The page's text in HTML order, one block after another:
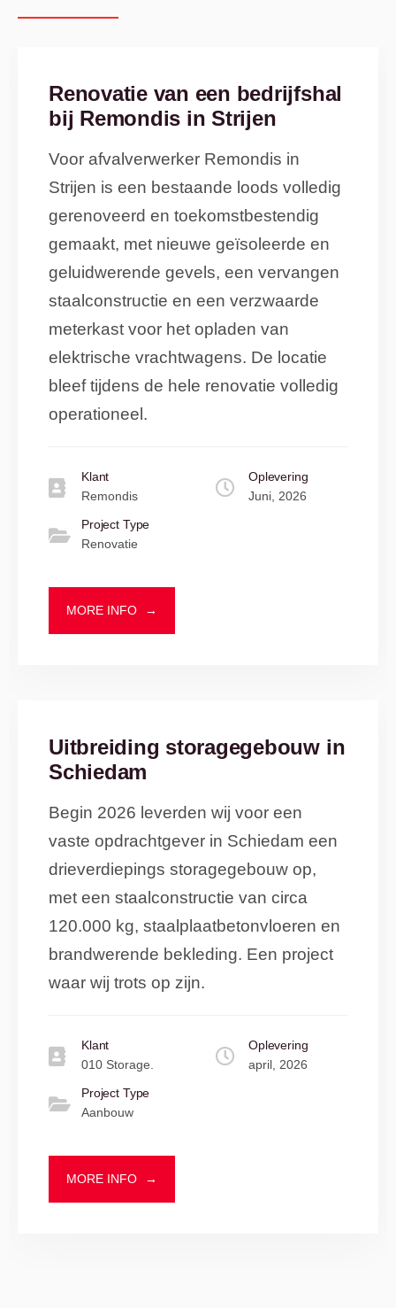
Renovatie van een bedrijfshal
bij Remondis in Strijen
Voor afvalverwerker Remondis in
Strijen is een bestaande loods volledig
gerenoveerd en toekomstbestendig
gemaakt, met nieuwe geïsoleerde en
geluidwerende gevels, een vervangen
staalconstructie en een verzwaarde
meterkast voor het opladen van
elektrische vrachtwagens. De locatie
bleef tijdens de hele renovatie volledig
operationeel.
Klant
Remondis
Oplevering
Juni, 2026
Project Type
Renovatie
MORE INFO →
Uitbreiding storagegebouw in
Schiedam
Begin 2026 leverden wij voor een
vaste opdrachtgever in Schiedam een
drieverdiepings storagegebouw op,
met een staalconstructie van circa
120.000 kg, staalplaatbetonvloeren en
brandwerende bekleding. Een project
waar wij trots op zijn.
Klant
010 Storage.
Oplevering
april, 2026
Project Type
Aanbouw
MORE INFO →